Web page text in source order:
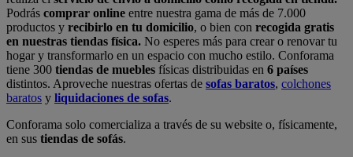
Podrás comprar online entre nuestra gama de más de 7.000
productos y recibirlo en tu domicilio, o bien con recogida gratis
en nuestras tiendas física. No esperes más para crear o renovar tu
hogar y transformarlo en un espacio con mucho estilo. Conforama
tiene 300 tiendas de muebles físicas distribuidas en 6 países
distintos. Aproveche nuestras ofertas de sofas baratos, colchones
baratos y liquidaciones de sofas.
Conforama solo comercializa a través de su website o, físicamente,
en sus tiendas de sofás.